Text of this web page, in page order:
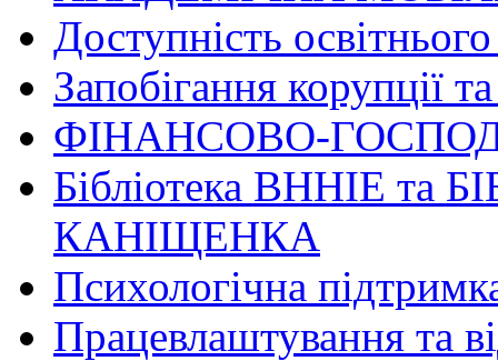
Доступність
Запобігання корупції
ФІНАНСОВО-
Бібліотека ВННІЕ та
КАНІЩЕНКА
Психологічна
Працевлаштування та